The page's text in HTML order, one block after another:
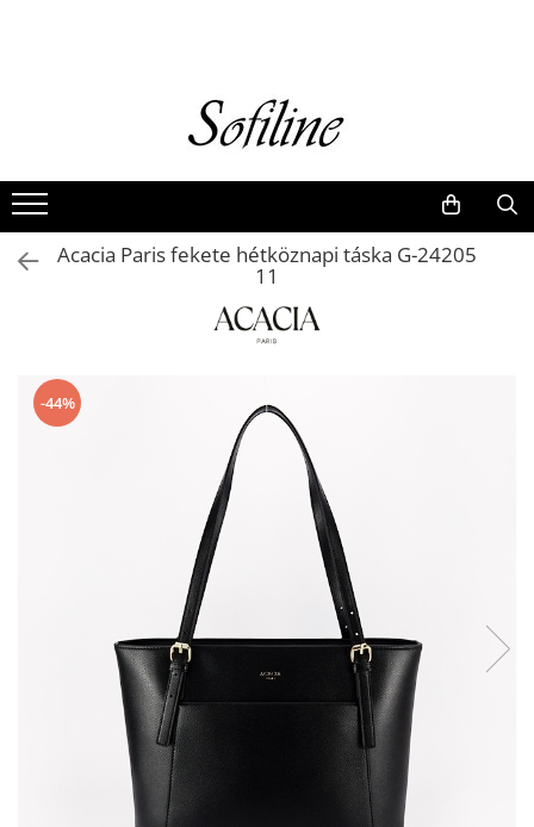
Valódi bőr
Hátizsákok
Elegáns kistáskák
Acacia Paris fekete hétköznapi táska G-24205
11
-44%